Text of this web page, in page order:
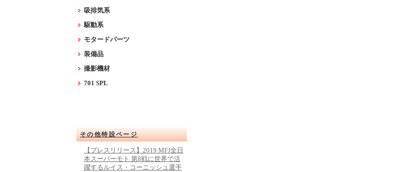
吸排気系
駆動系
モタードパーツ
装備品
撮影機材
701 SPL
その他特設ページ
【プレスリリース】2019 MFJ全日
本スーパーモト 第8戦に世界で活
躍するルイス・コーニッシュ選手